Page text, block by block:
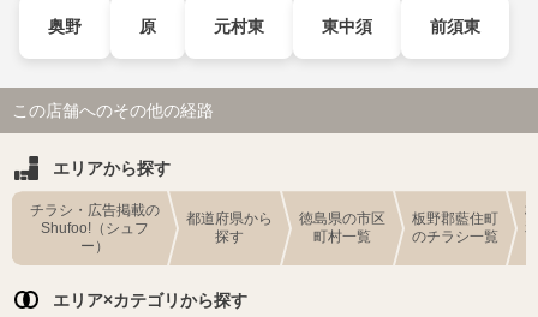
奥野 原 元村東 東中須 前須東
この店舗へのその他の経路
エリアから探す
チラシ・広告掲載の
Shufoo!（シュフ
ー）
都道府県から
探す
徳島県の市区
町村一覧
板野郡藍住町
のチラシ一覧
エリア×カテゴリから探す